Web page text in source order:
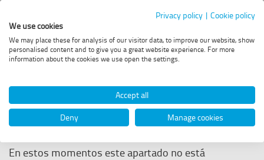
de
Empleo
Enaire
Acceder
web
de
Menú
principal
en
AVISO
En estos momentos este apartado no está
Privacy policy | Cookie policy
We use cookies
We may place these for analysis of our visitor data, to improve our website, show
personalised content and to give you a great website experience. For more
information about the cookies we use open the settings.
Accept all
Deny
Manage cookies